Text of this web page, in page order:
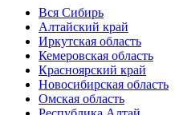
Вся Сибирь
Алтайский край
Иркутская область
Кемеровская область
Красноярский край
Новосибирская область
Омская область